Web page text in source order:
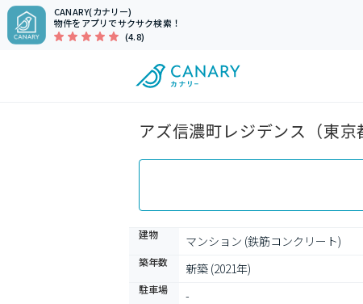
CANARY(カナリー)
物件をアプリでサクサク検索！
(4.8)
アズ信濃町レジデンス（東
建物 マンション (鉄筋コンクリート)
築年数 新築 (2021年)
駐車場 -